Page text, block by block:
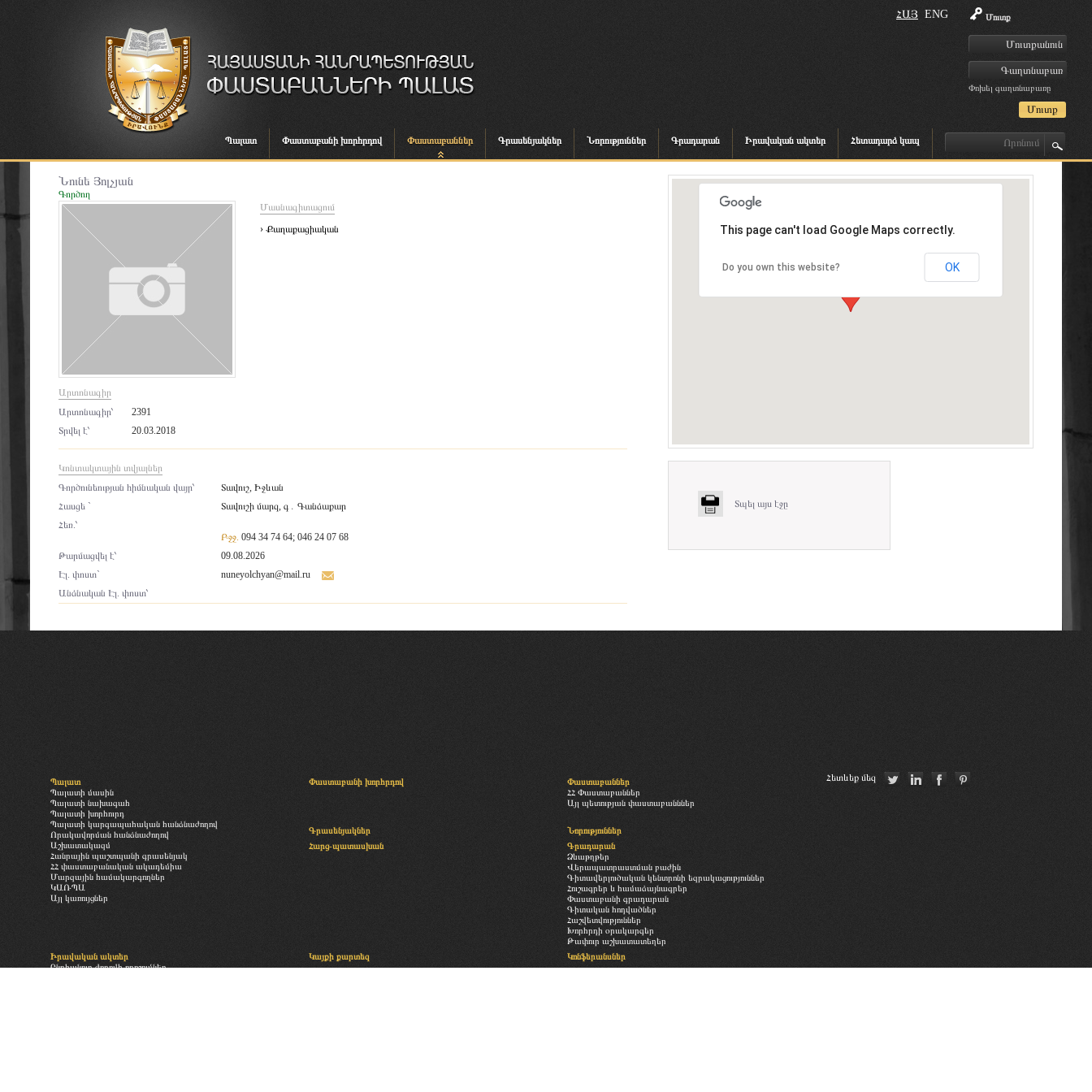
Մուտք
Փոխել գաղտնաբառը
ՀԱՅ ENG
Պալատ Փաստաբանի խորհրդով Փաստաբաններ Գրասենյակներ Նորություններ Գրադարան Իրավական ակտեր Հետադարձ կապ
Նունե Յոլչյան
Գործող
Արտոնագիր
Արտոնագիր՝
2391
Տրվել է՝
20.03.2018
Մասնագիտացում
› Քաղաքացիական
Կոնտակտային տվյալներ
Գործունեության հիմնական վայր՝
Տավուշ, Իջևան
Հասցե `
Տավուշի մարզ, գ․ Գանձաքար
Հեռ.՝
Բջջ. 094 34 74 64; 046 24 07 68
Թարմացվել է՝
09.08.2026
Էլ. փոստ`
nuneyolchyan@mail.ru
Անձնական Էլ. փոստ՝
This page can't load Google Maps correctly.
Do you own this website? OK
Տպել այս էջը
Պալատ
Պալատի մասին
Պալատի նախագահ
Պալատի խորհուրդ
Պալատի կարգապահական հանձնաժողով
Որակավորման հանձնաժողով
Աշխատակազմ
Հանրային պաշտպանի գրասենյակ
ՀՀ փաստաբանական ակադեմիա
Մարզային համակարգողներ
ԿԱՌՊԱ
Այլ կառույցներ
Փաստաբանի խորհրդով
Փաստաբաններ
ՀՀ Փաստաբաններ
Այլ պետության փաստաբանններ
Գրասենյակներ
Նորություններ
Հարց-պատասխան
Գրադարան
Ձևաթղթեր
Վերապատրաստման բաժին
Գիտավերլուծական կենտրոնի եզրակացություններ
Հուշագրեր և համաձայնագրեր
Փաստաբանի գրադարան
Գիտական հոդվածներ
Հաշվետվություններ
Խորհրդի օրակարգեր
Թափուր աշխատատեղեր
Իրավական ակտեր
Ընդհանուր ժողովի որոշումներ
Կայքի քարտեզ
Կոնֆերանսներ
Հետևեք մեզ